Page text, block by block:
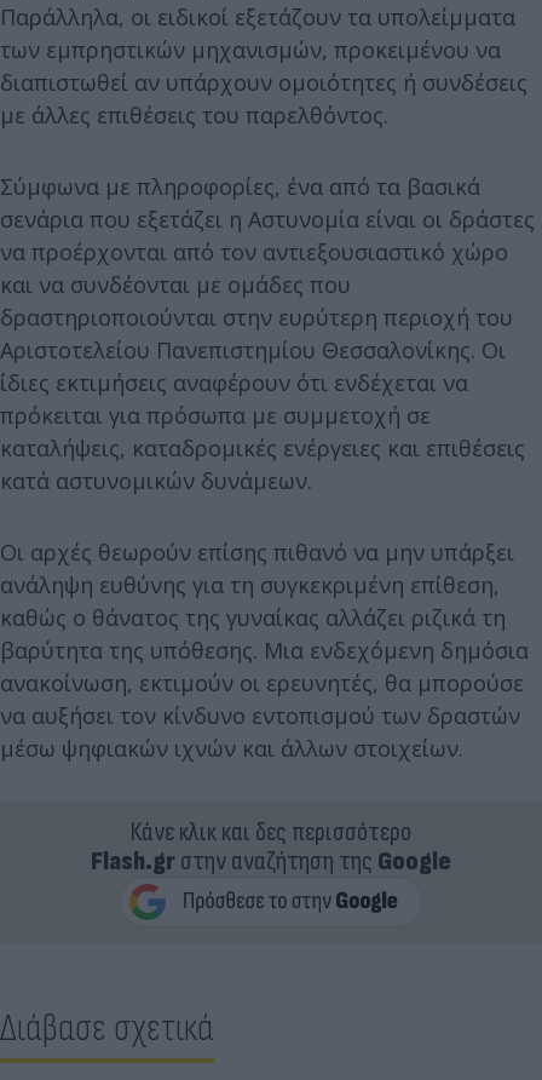
Παράλληλα, οι ειδικοί εξετάζουν τα υπολείμματα
των εμπρηστικών μηχανισμών, προκειμένου να
διαπιστωθεί αν υπάρχουν ομοιότητες ή συνδέσεις
με άλλες επιθέσεις του παρελθόντος.
Σύμφωνα με πληροφορίες, ένα από τα βασικά
σενάρια που εξετάζει η Αστυνομία είναι οι δράστες
να προέρχονται από τον αντιεξουσιαστικό χώρο
και να συνδέονται με ομάδες που
δραστηριοποιούνται στην ευρύτερη περιοχή του
Αριστοτελείου Πανεπιστημίου Θεσσαλονίκης. Οι
ίδιες εκτιμήσεις αναφέρουν ότι ενδέχεται να
πρόκειται για πρόσωπα με συμμετοχή σε
καταλήψεις, καταδρομικές ενέργειες και επιθέσεις
κατά αστυνομικών δυνάμεων.
Οι αρχές θεωρούν επίσης πιθανό να μην υπάρξει
ανάληψη ευθύνης για τη συγκεκριμένη επίθεση,
καθώς ο θάνατος της γυναίκας αλλάζει ριζικά τη
βαρύτητα της υπόθεσης. Μια ενδεχόμενη δημόσια
ανακοίνωση, εκτιμούν οι ερευνητές, θα μπορούσε
να αυξήσει τον κίνδυνο εντοπισμού των δραστών
μέσω ψηφιακών ιχνών και άλλων στοιχείων.
Κάνε κλικ και δες περισσότερο
Flash.grστην αναζήτηση της Google
Διάβασε σχετικά